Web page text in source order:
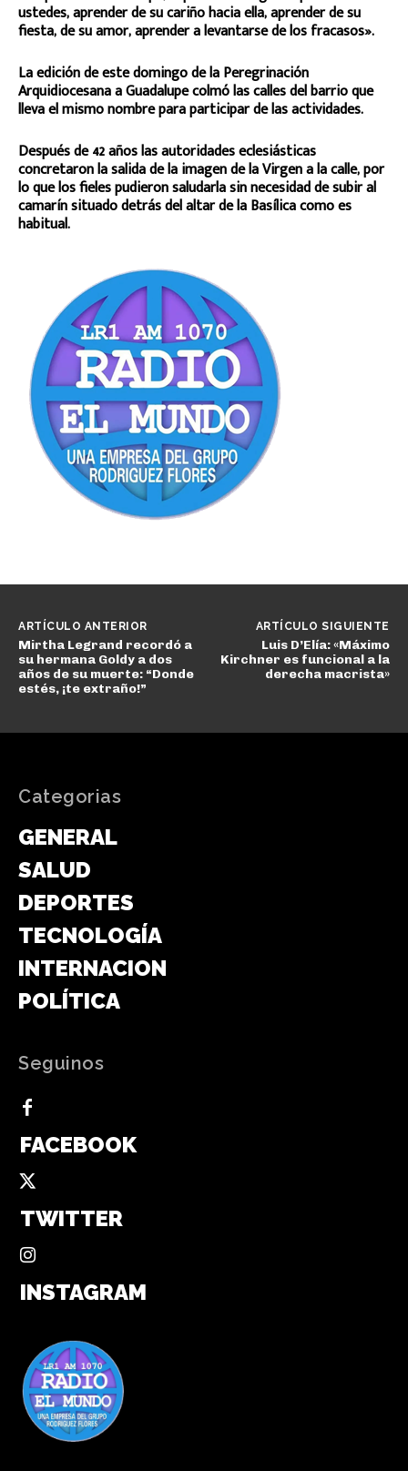
ustedes, aprender de su cariño hacia ella, aprender de su
fiesta, de su amor, aprender a levantarse de los fracasos».
La edición de este domingo de la Peregrinación
Arquidiocesana a Guadalupe colmó las calles del barrio que
lleva el mismo nombre para participar de las actividades.
Después de 42 años las autoridades eclesiásticas
concretaron la salida de la imagen de la Virgen a la calle, por
lo que los fieles pudieron saludarla sin necesidad de subir al
camarín situado detrás del altar de la Basílica como es
habitual.
ARTÍCULO ANTERIOR
Mirtha Legrand recordó a
su hermana Goldy a dos
años de su muerte: “Donde
estés, ¡te extraño!”
ARTÍCULO SIGUIENTE
Luis D’Elía: «Máximo
Kirchner es funcional a la
derecha macrista»
Categorias
GENERAL
SALUD
DEPORTES
TECNOLOGÍA
INTERNACIONAL
POLÍTICA
Seguinos
FACEBOOK
TWITTER
INSTAGRAM